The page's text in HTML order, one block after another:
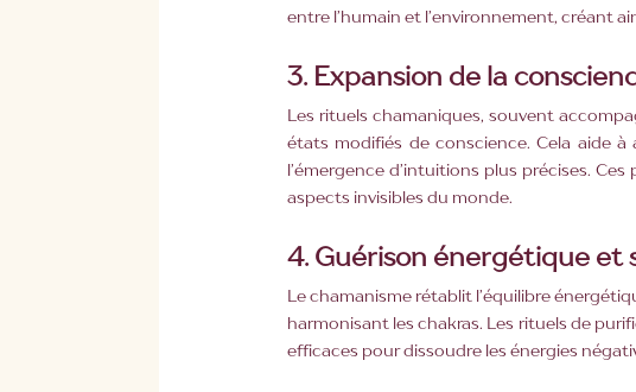
entre l’humain et l’environnement, créant
3. Expansion de la
Les rituels chamaniques, souvent
états modifiés de conscience. Cela aide
l’émergence d’intuitions plus précises.
aspects invisibles du monde.
4. Guérison énergétique et
Le chamanisme rétablit l’équilibre
harmonisant les chakras. Les rituels de
efficaces pour dissoudre les énergies